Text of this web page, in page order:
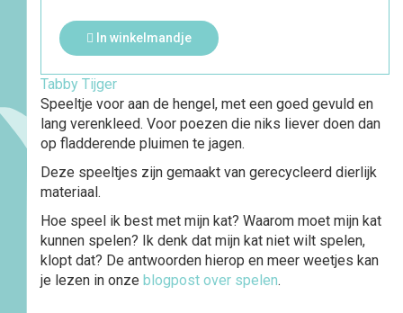
In winkelmandje
Tabby Tijger
Speeltje voor aan de hengel, met een goed gevuld en
lang verenkleed. Voor poezen die niks liever doen dan
op fladderende pluimen te jagen.
Deze speeltjes zijn gemaakt van gerecycleerd dierlijk
materiaal.
Hoe speel ik best met mijn kat? Waarom moet mijn kat
kunnen spelen? Ik denk dat mijn kat niet wilt spelen,
klopt dat? De antwoorden hierop en meer weetjes kan
je lezen in onze blogpost over spelen.